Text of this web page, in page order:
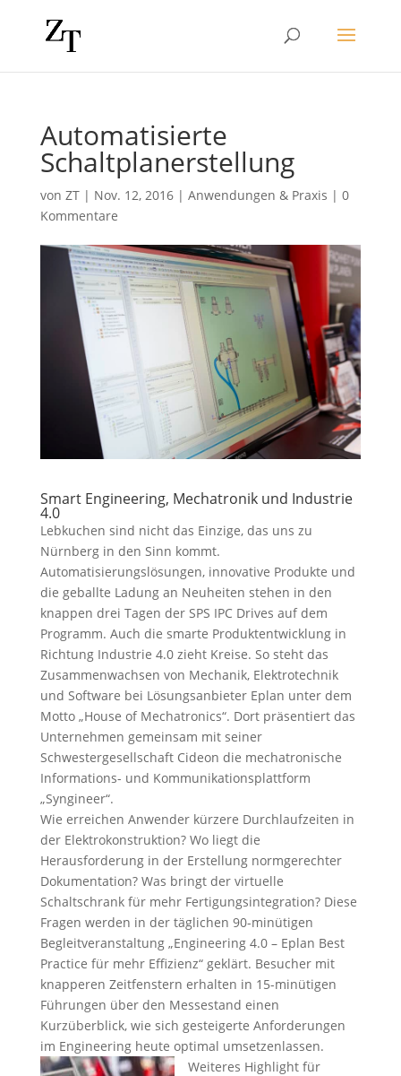
Automatisierte
Schaltplanerstellung
von ZT| Nov. 12, 2016| Anwendungen & Praxis | 0
Kommentare
Smart Engineering, Mechatronik und Industrie
4.0
Lebkuchen sind nicht das Einzige, das uns zu
Nürnberg in den Sinn kommt.
Automatisierungslösungen, innovative Produkte und
die geballte Ladung an Neuheiten stehen in den
knappen drei Tagen der SPS IPC Drives auf dem
Programm. Auch die smarte Produktentwicklung in
Richtung Industrie 4.0 zieht Kreise. So steht das
Zusammenwachsen von Mechanik, Elektrotechnik
und Software bei Lösungsanbieter Eplan unter dem
Motto „House of Mechatronics“. Dort präsentiert das
Unternehmen gemeinsam mit seiner
Schwestergesellschaft Cideon die mechatronische
Informations- und Kommunikationsplattform
„Syngineer“.
Wie erreichen Anwender kürzere Durchlaufzeiten in
der Elektrokonstruktion? Wo liegt die
Herausforderung in der Erstellung normgerechter
Dokumentation? Was bringt der virtuelle
Schaltschrank für mehr Fertigungsintegration? Diese
Fragen werden in der täglichen 90-minütigen
Begleitveranstaltung „Engineering 4.0 – Eplan Best
Practice für mehr Effizienz“ geklärt. Besucher mit
knapperen Zeitfenstern erhalten in 15-minütigen
Führungen über den Messestand einen
Kurzüberblick, wie sich gesteigerte Anforderungen
im Engineering heute optimal umsetzenlassen.
Weiteres Highlight für